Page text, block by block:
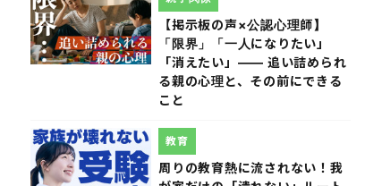
【掲示板の声×公認心理師】
「限界」「一人になりたい」
「消えたい」―― 追い詰められ
る親の心理と、その前にできる
こと
周りの教育熱に流されない！我
教育